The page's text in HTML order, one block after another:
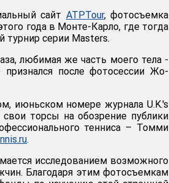
сайт ATPTour, фотосъемка
года в Монте-Карло, где тогда
турнир серии Masters.
любимая же часть моего тела -
после фотосессии Жо-
июньском номере журнала U.K.'s
торсы на обозрение публики
тенниса – Томми
.
исследованием возможного
Благодаря этим фотосъемкам